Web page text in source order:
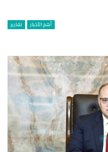
أهم الأخبار تقارير